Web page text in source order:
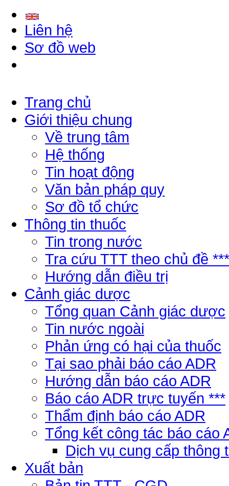
Liên hệ
Sơ đồ web
Trang chủ
Giới thiệu chung
Về trung tâm
Hệ thống
Tin hoạt động
Văn bản pháp quy
Sơ đồ tổ chức
Thông tin thuốc
Tin trong nước
Tra cứu TTT theo chủ đề ***
Hướng dẫn điều trị
Cảnh giác dược
Tổng quan Cảnh giác dược
Tin nước ngoài
Phản ứng có hại của thuốc
Tại sao phải báo cáo ADR
Hướng dẫn báo cáo ADR
Báo cáo ADR trực tuyến ***
Thẩm định báo cáo ADR
Tổng kết công tác báo cáo
Dịch vụ cung cấp thông
Xuất bản